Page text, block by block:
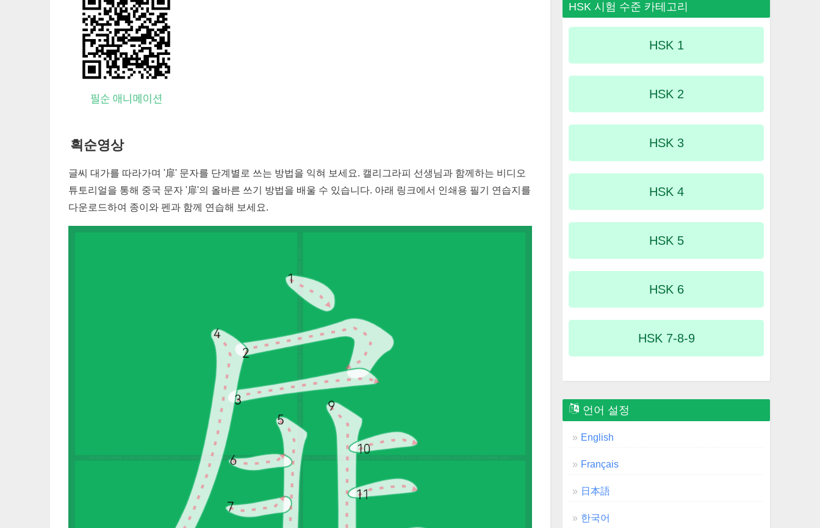
획순영상
글씨 대가를 따라가며 '扉' 문자를 단계별로 쓰는 방법을 익혀 보세요. 캘리그라피 선생님과 함께하는 비디오
튜토리얼을 통해 중국 문자 '扉'의 올바른 쓰기 방법을 배울 수 있습니다. 아래 링크에서 인쇄용 필기 연습지를
다운로드하여 종이와 펜과 함께 연습해 보세요.
HSK 시험 수준 카테고리
HSK 1
HSK 2
HSK 3
HSK 4
HSK 5
HSK 6
HSK 7-8-9
언어 설정
English
Français
日本語
한국어